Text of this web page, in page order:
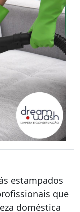
estampados
que
doméstica